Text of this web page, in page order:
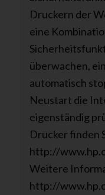
Druckern der
eine
überwachen,
automatisch
Neustart die
eigenständig
Drucker finden
http://
Weitere
http://